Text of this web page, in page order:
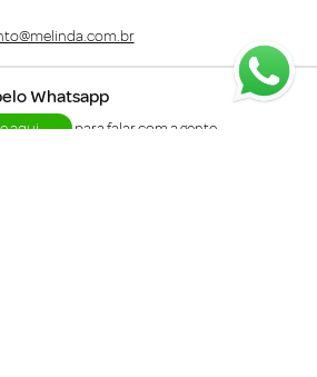
Whatsapp
aqui para falar com a gente